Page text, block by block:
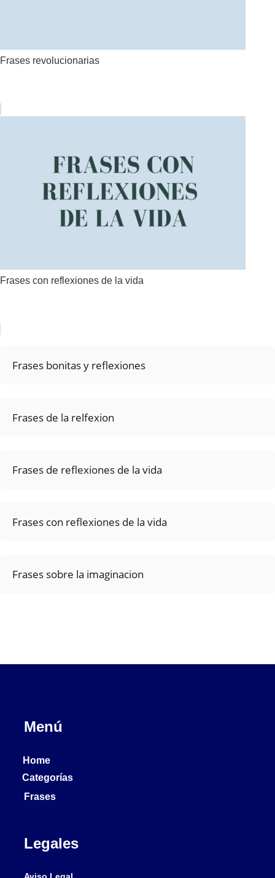
Frases revolucionarias
Frases con reflexiones de la vida
Frases bonitas y reflexiones
Frases de la relfexion
Frases de reflexiones de la vida
Frases con reflexiones de la vida
Frases sobre la imaginacion
Menú
Home
Categorías
Frases
Legales